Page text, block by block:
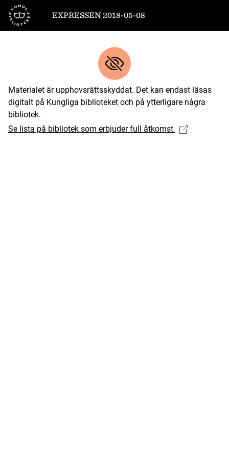
Till startsidan
EXPRESSEN 2018-05-08
Materialet är upphovsrättsskyddat. Det kan endast läsas
digitalt på Kungliga biblioteket och på ytterligare några
bibliotek.
Se lista på bibliotek som erbjuder full åtkomst